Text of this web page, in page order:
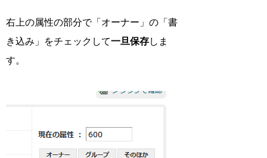
右上の属性の部分で「オーナー」の「書
き込み」をチェックして一旦保存しま
す。